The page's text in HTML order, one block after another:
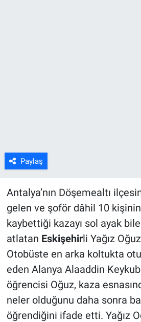
Paylaş
Antalya’nın Döşemealtı
gelen ve şoför dâhil 10 kişinin
kaybettiği kazayı sol ayak
atlatan Eskişehirli Yağız
Otobüste en arka koltukta
eden Alanya Alaaddin
öğrencisi Oğuz, kaza
neler olduğunu daha sonra
öğrendiğini ifade etti. Yağız